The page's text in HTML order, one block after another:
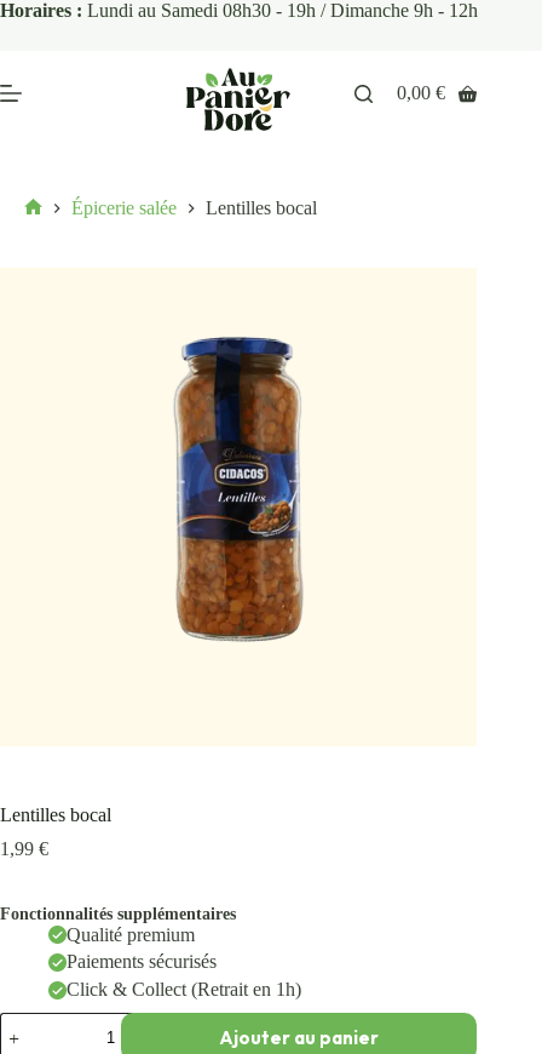
Horaires : Lundi au Samedi 08h30 - 19h / Dimanche 9h - 12h
0,00€
Épicerie salée Lentilles bocal
Lentilles bocal
1,99 €
Fonctionnalités supplémentaires
Qualité premium
Paiements sécurisés
Click & Collect (Retrait en 1h)
Ajouter au panier